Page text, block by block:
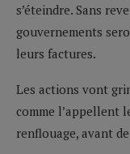
s’éteindre. Sans
gouvernements
leurs factures.
Les actions vont
comme l’appellent
renflouage, avant